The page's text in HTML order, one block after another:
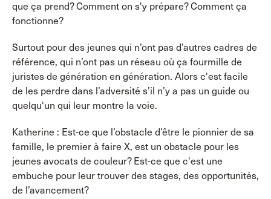
que ça prend? Comment on s'y prépare? Comment ça
fonctionne?
Surtout pour des jeunes qui n’ont pas d’autres cadres de
référence, qui n’ont pas un réseau où ça fourmille de
juristes de génération en génération. Alors c'est facile
de les perdre dans l’adversité s’il n’y a pas un guide ou
quelqu'un qui leur montre la voie.
Katherine : Est-ce que l’obstacle d’être le pionnier de sa
famille, le premier à faire X, est un obstacle pour les
jeunes avocats de couleur? Est-ce que c'est une
embuche pour leur trouver des stages, des opportunités,
de l’avancement?